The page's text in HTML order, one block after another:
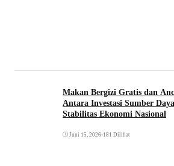
Makan Bergizi Gratis dan
Antara Investasi Sumber
Stabilitas Ekonomi Nasional
Juni 15, 2026•181 Dilihat